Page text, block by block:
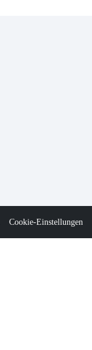
Cookie-Einstellungen